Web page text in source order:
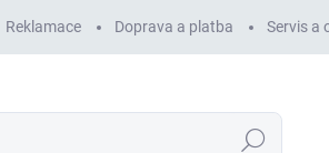
Reklamace Doprava a platba Servis a
Hledat